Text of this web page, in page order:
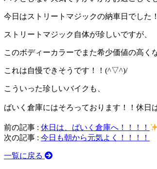
今日はストリートマジックの納車日でした
ストリートマジック自体が珍しいですが、
このボディーカラーでまた希少価値の高く
これは自慢できそうです！！(^▽^)/
こういった珍しいバイクも、
ばいく倉庫にはそろっております！！休
前の記事 : 休日は、ばいく倉庫へ！！！！
次の記事 : 今日も朝から元気よく！！！！
一覧に戻る